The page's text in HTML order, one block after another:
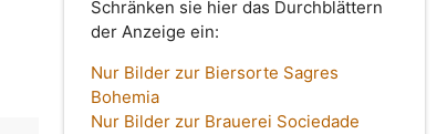
Schränken sie hier das Durchblättern
der Anzeige ein:
Nur Bilder zur Biersorte Sagres
Bohemia
Nur Bilder zur Brauerei Sociedade